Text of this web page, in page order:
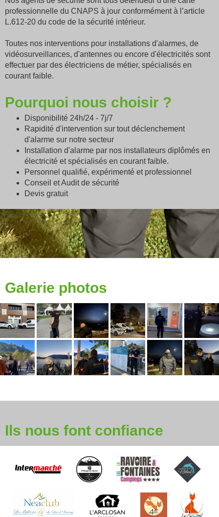
professionnelle du CNAPS à jour conformément à l’article
L.612-20 du code de la sécurité intérieur.
Toutes nos interventions pour installations d'alarmes, de
vidéosurveillances, d'antennes ou encore d'électricités sont
effectuer par des électriciens de métier, spécialisés en
courant faible.
Pourquoi nous choisir ?
Disponibilité 24h/24 - 7j/7
Rapidité d'intervention sur tout déclenchement
d'alarme sur notre secteur
Installation d'alarme par nos installateurs diplômés en
électricité et spécialisés en courant faible.
Personnel qualifié, expérimenté et professionnel
Conseil et Audit de sécurité
Devis gratuit
Galerie photos
Ils nous font confiance